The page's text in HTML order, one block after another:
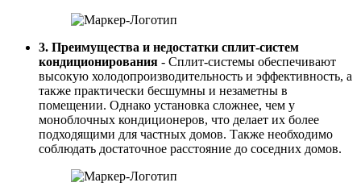
3. Преимущества и недостатки сплит-систем
кондиционирования - Сплит-системы обеспечивают
высокую холодопроизводительность и эффективность, а
также практически бесшумны и незаметны в
помещении. Однако установка сложнее, чем у
моноблочных кондиционеров, что делает их более
подходящими для частных домов. Также необходимо
соблюдать достаточное расстояние до соседних домов.